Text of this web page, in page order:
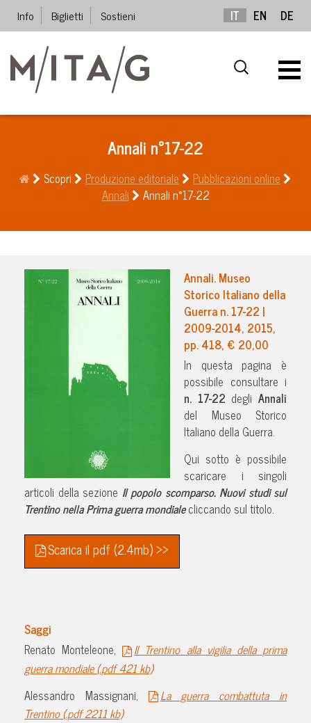
Info Biglietti Sostieni IT EN DE
Annali n°17-22
Scopri Produzione editoriale
Pubblicazioni online
Annali
Annali n°17-22
Annali. Museo
Storico Italiano della
Guerra n. 17-22 |
2009-2014, 2015,
pp. 418, € 20,00
In questa pagina è
possibile consultare i
n. 17-22 degliAnnali
del Museo Storico
Italiano della Guerra.
Qui sotto è possibile
scaricare i singoli
articoli della sezione Il popolo scomparso. Nuovi studi sul
Trentino nella Prima guerra mondialecliccando sul titolo.
Scarica il pdf (2.4mb) >>
Saggi
Renato Monteleone,
Il Trentino alla vigilia della prima
guerra mondiale (.pdf 421 kb)
Alessandro Massignani,
La guerra combattuta in
Trentino (.pdf 2211 kb)